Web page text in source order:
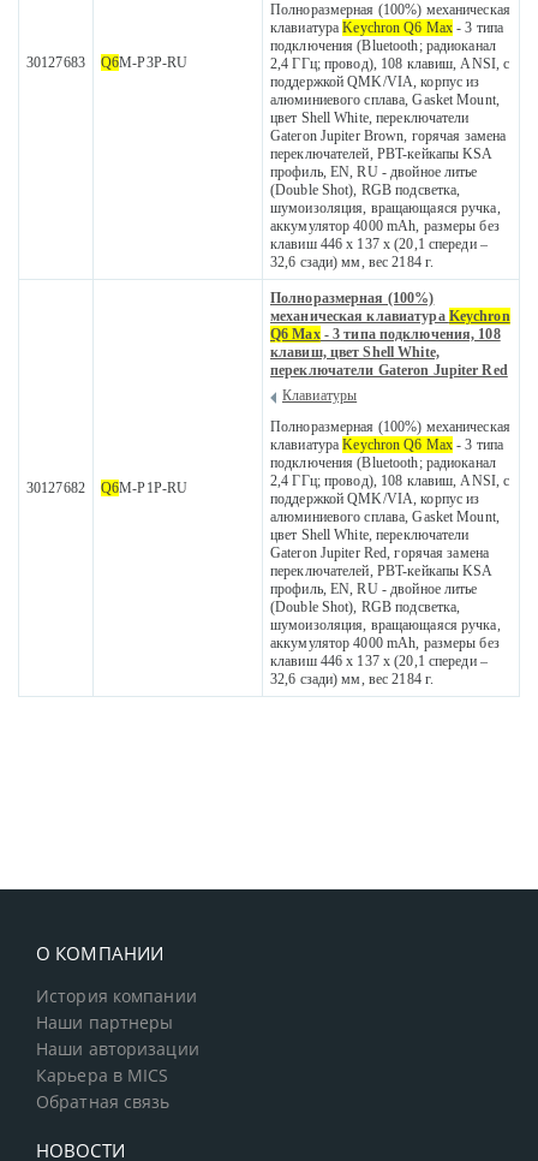
30127683 Q6M-P3P-RU
Полноразмерная (100%) механическая
клавиатураKeychron Q6 Max - 3 типа
подключения (Bluetooth; радиоканал
2,4 ГГц; провод), 108 клавиш, ANSI, с
поддержкой QMK/VIA, корпус из
алюминиевого сплава, Gasket Mount,
цвет Shell White, переключатели
Gateron Jupiter Brown, горячая замена
переключателей, PBT-кейкапы KSA
профиль, EN, RU - двойное литье
(Double Shot), RGB подсветка,
шумоизоляция, вращающаяся ручка,
аккумулятор 4000 mAh, размеры без
клавиш 446 x 137 x (20,1 спереди –
32,6 сзади) мм, вес 2184 г.
30127682 Q6M-P1P-RU
Полноразмерная (100%)
механическая клавиатура Keychron
Q6 Max- 3 типа подключения, 108
клавиш, цвет Shell White,
переключатели Gateron Jupiter Red
Клавиатуры
Полноразмерная (100%) механическая
клавиатураKeychron Q6 Max - 3 типа
подключения (Bluetooth; радиоканал
2,4 ГГц; провод), 108 клавиш, ANSI, с
поддержкой QMK/VIA, корпус из
алюминиевого сплава, Gasket Mount,
цвет Shell White, переключатели
Gateron Jupiter Red, горячая замена
переключателей, PBT-кейкапы KSA
профиль, EN, RU - двойное литье
(Double Shot), RGB подсветка,
шумоизоляция, вращающаяся ручка,
аккумулятор 4000 mAh, размеры без
клавиш 446 x 137 x (20,1 спереди –
32,6 сзади) мм, вес 2184 г.
О КОМПАНИИ
История компании
Наши партнеры
Наши авторизации
Карьера в MICS
Обратная связь
НОВОСТИ